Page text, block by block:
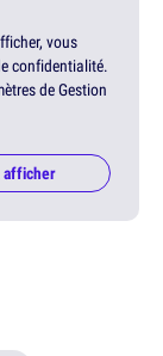
vous
confidentialité.
de Gestion
afficher